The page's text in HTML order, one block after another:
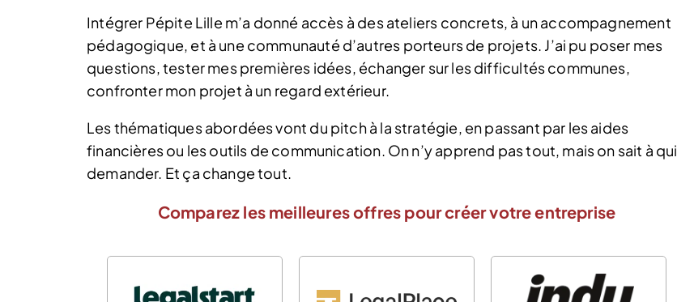
Intégrer Pépite Lille m’a donné accès à des ateliers concrets, à un accompagnement
pédagogique, et à une communauté d’autres porteurs de projets. J’ai pu poser mes
questions, tester mes premières idées, échanger sur les difficultés communes,
confronter mon projet à un regard extérieur.
Les thématiques abordées vont du pitch à la stratégie, en passant par les aides
financières ou les outils de communication. On n’y apprend pas tout, mais on sait à qui
demander. Et ça change tout.
Comparez les meilleures offres pour créer votre entreprise